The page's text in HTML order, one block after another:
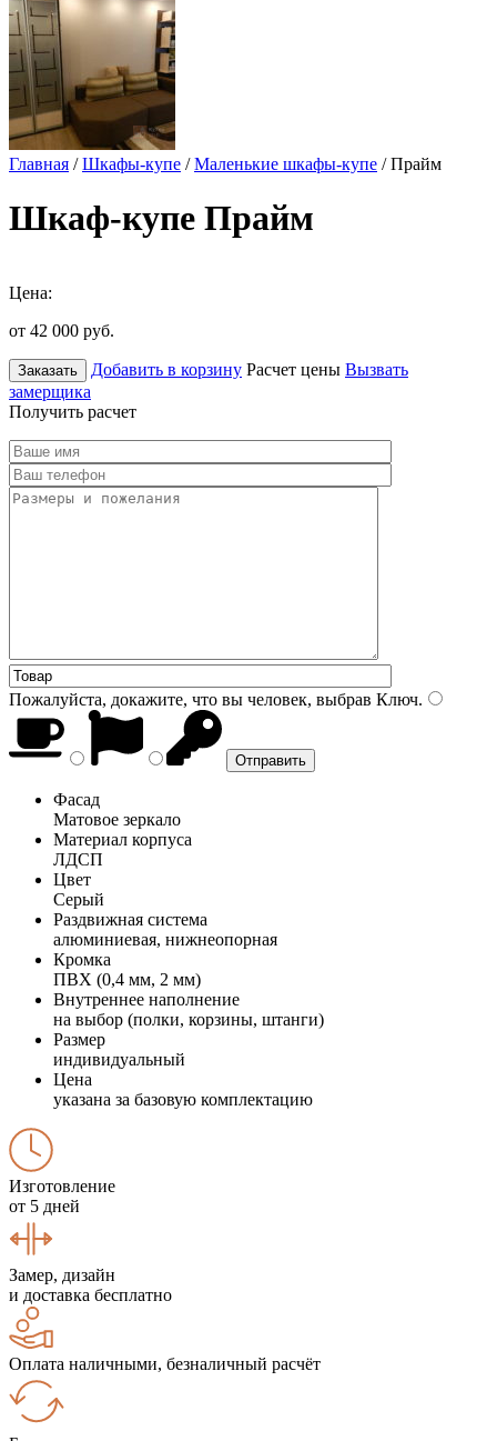
Главная /Шкафы-купе /Маленькие шкафы-купе / Прайм
Шкаф-купе Прайм
Цена:
от 42 000 руб.
Заказать Добавить в корзину Расчет цены Вызвать
замерщика
Получить расчет
Пожалуйста, докажите, что вы человек, выбрав Ключ.
Фасад
Матовое зеркало
Материал корпуса
ЛДСП
Цвет
Серый
Раздвижная система
алюминиевая, нижнеопорная
Кромка
ПВХ (0,4 мм, 2 мм)
Внутреннее наполнение
на выбор (полки, корзины, штанги)
Размер
индивидуальный
Цена
указана за базовую комплектацию
Изготовление
от 5 дней
Замер, дизайн
и доставка бесплатно
Оплата наличными, безналичный расчёт